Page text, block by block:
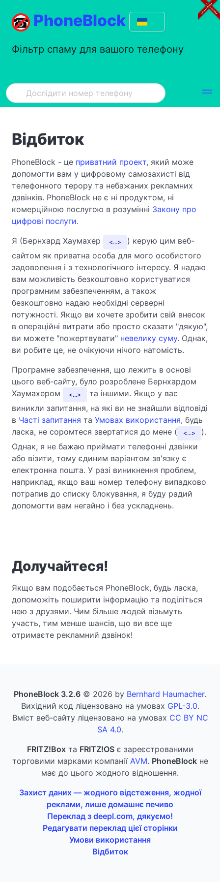
PhoneBlock
Фільтр спаму для вашого телефону
Відбиток
PhoneBlock - це приватний проект, який може
допомогти вам у цифровому самозахисті від
телефонного терору та небажаних рекламних
дзвінків. PhoneBlock не є ні продуктом, ні
комерційною послугою в розумінні Закону про
цифрові послуги.
Я (Бернхард Хаумахер
...
) керую цим веб-
сайтом як приватна особа для мого особистого
задоволення і з технологічного інтересу. Я надаю
вам можливість безкоштовно користуватися
програмним забезпеченням, а також
безкоштовно надаю необхідні серверні
потужності. Якщо ви хочете зробити свій внесок
в операційні витрати або просто сказати "дякую",
ви можете "пожертвувати" невелику суму. Однак,
ви робите це, не очікуючи нічого натомість.
Програмне забезпечення, що лежить в основі
цього веб-сайту, було розроблене Бернхардом
Хаумахером
...
та іншими. Якщо у вас
виникли запитання, на які ви не знайшли відповіді
в Часті запитання та Умовах використання, будь
ласка, не соромтеся звертатися до мене (
...
).
Однак, я не бажаю приймати телефонні дзвінки
або візити, тому єдиним варіантом зв'язку є
електронна пошта. У разі виникнення проблем,
наприклад, якщо ваш номер телефону випадково
потрапив до списку блокування, я буду радий
допомогти вам негайно і без ускладнень.
Долучайтеся!
Якщо вам подобається PhoneBlock, будь ласка,
допоможіть поширити інформацію та поділіться
нею з друзями. Чим більше людей візьмуть
участь, тим менше шансів, що ви все ще
отримаєте рекламний дзвінок!
PhoneBlock 3.2.6 © 2026 by Bernhard Haumacher.
Вихідний код ліцензовано на умовах GPL-3.0.
Вміст веб-сайту ліцензовано на умовах CC BY NC
SA 4.0.
FRITZ!Boxта FRITZ!OSє зареєстрованими
торговими марками компанії AVM. PhoneBlockне
має до цього жодного відношення.
Захист даних — жодного відстеження, жодної
реклами, лише домашнє печиво
Переклад з deepl.com, дякуємо!
Редагувати переклад цієї сторінки
Умови використання
Відбиток